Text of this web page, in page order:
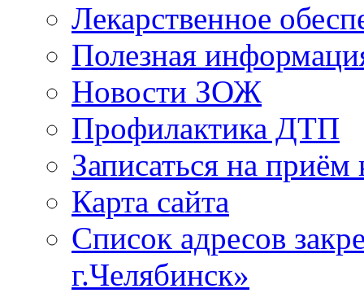
Лекарственное
Полезная
Новости ЗОЖ
Профилактика ДТП
Записаться на приём
Карта сайта
Список адресов
г.Челябинск»